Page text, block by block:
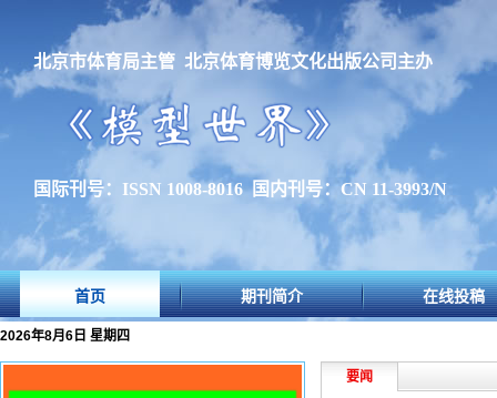
北京市体育局主管 北京体育博览文化出版公司主办
国际刊号：ISSN 1008-8016 国内刊号：CN 11-3993/N
首页 期刊简介 在线投稿
2026年8月6日 星期四
要闻